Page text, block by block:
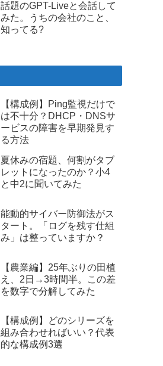
話題のGPT-Liveと会話して
みた。うちの会社のこと、
知ってる?
【構成例】Ping監視だけで
は不十分？DHCP・DNSサ
ービスの障害を早期発見す
る方法
夏休みの宿題、何割がタブ
レットになったのか？小4
と中2に聞いてみた
能動的サイバー防御法がス
タート。「ログを残す仕組
み」は整っていますか？
【農業編】25年ぶりの田植
え、2日→3時間半。この差
を数字で分解してみた
【構成例】どのシリーズを
組み合わせればいい？代表
的な構成例3選